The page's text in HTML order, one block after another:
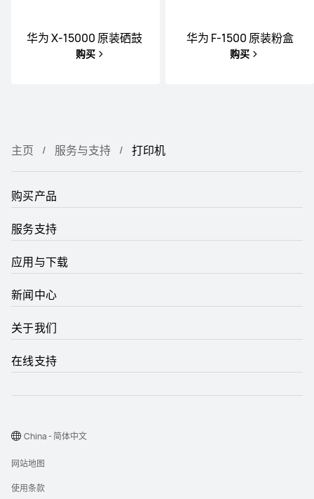
华为 X-15000 原装硒鼓
购买
华为 F-1500 原装粉盒
购买
主页 服务与支持 打印机
购买产品
服务支持
应用与下载
新闻中心
关于我们
在线支持
网站地图
使用条款
China - 简体中文